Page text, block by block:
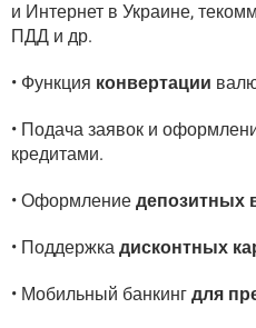
и Интернет в Украине,
ПДД и др.
• Функция конвертации
• Подача заявок и
кредитами.
• Оформление депозитных
• Поддержка дисконтных
• Мобильный банкинг для